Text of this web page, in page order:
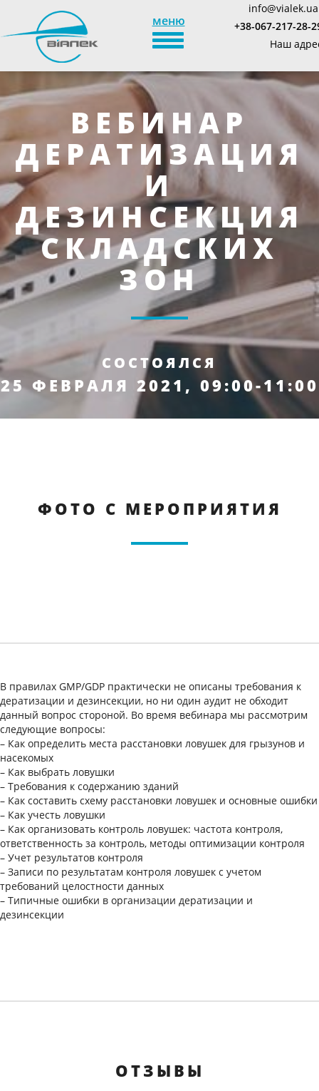
меню
TOGGLE_NAVIGATION
info@vialek.ua
+38-067-217-28-
Наш
ВЕБИНАР
ДЕРАТИЗАЦИЯ
И
ДЕЗИНСЕКЦИЯ
СКЛАДСКИХ
ЗОН
СОСТОЯЛСЯ
25 ФЕВРАЛЯ 2021, 09:00-11:00
ФОТО С МЕРОПРИЯТИЯ
В правилах GMP/GDP практически не описаны требования к
дератизации и дезинсекции, но ни один аудит не обходит
данный вопрос стороной. Во время вебинара мы рассмотрим
следующие вопросы:
– Как определить места расстановки ловушек для грызунов и
насекомых
– Как выбрать ловушки
– Требования к содержанию зданий
– Как составить схему расстановки ловушек и основные ошибки
– Как учесть ловушки
– Как организовать контроль ловушек: частота контроля,
ответственность за контроль, методы оптимизации контроля
– Учет результатов контроля
– Записи по результатам контроля ловушек с учетом
требований целостности данных
– Типичные ошибки в организации дератизации и
дезинсекции
ОТЗЫВЫ